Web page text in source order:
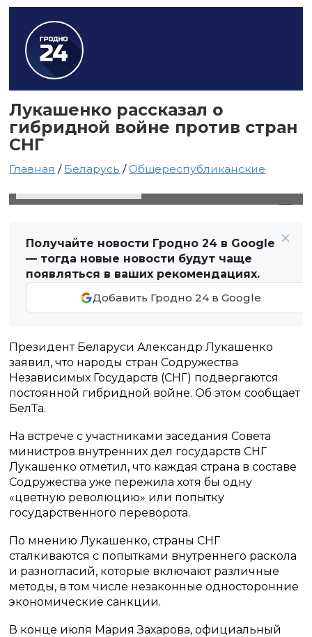
Лукашенко рассказал о
гибридной войне против стран
СНГ
Главная / Беларусь /Общереспубликанские
Получайте новости Гродно 24 в Google
— тогда новые новости будут чаще
появляться в ваших рекомендациях.
Добавить Гродно 24 в Google
Президент Беларуси Александр Лукашенко
заявил, что народы стран Содружества
Независимых Государств (СНГ) подвергаются
постоянной гибридной войне. Об этом сообщает
БелТа.
На встрече с участниками заседания Совета
министров внутренних дел государств СНГ
Лукашенко отметил, что каждая страна в составе
Содружества уже пережила хотя бы одну
«цветную революцию» или попытку
государственного переворота.
По мнению Лукашенко, страны СНГ
сталкиваются с попытками внутреннего раскола
и разногласий, которые включают различные
методы, в том числе незаконные односторонние
экономические санкции.
В конце июля Мария Захарова, официальный